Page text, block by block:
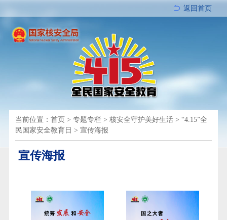
返回首页
当前位置： 首页> 专题专栏> 核安全守护美好生活> “4.15”全
民国家安全教育日 > 宣传海报
宣传海报